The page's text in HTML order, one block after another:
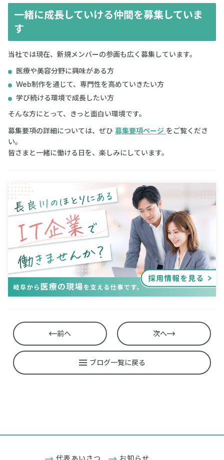
一緒に成長していける仲間を募集していま
す
当社では現在、新規メンバーの参画も広く募集しています。
医療や美容分野に興味がある方
Web制作を通じて、専門性を高めていきたい方
学び続ける環境で成長したい方
そんな方にとって、きっと面白い環境です。
募集要項の詳細については、ぜひ 募集要項ページ をご覧くださ
い。
皆さまと一緒に働ける日を、楽しみにしています。
前へ
ブログ一覧に戻る
次へ